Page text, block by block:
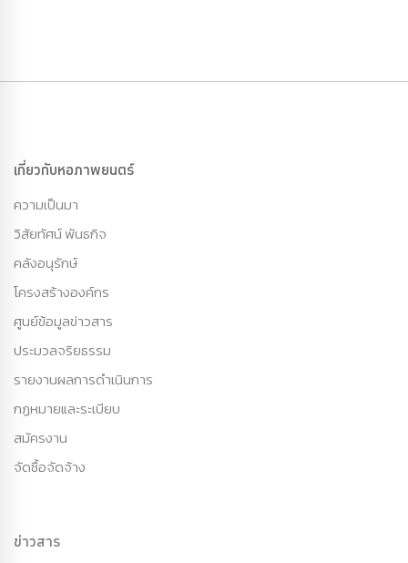
เกี่ยวกับหอภาพยนตร์
ความเป็นมา
วิสัยทัศน์ พันธกิจ
คลังอนุรักษ์
โครงสร้างองค์กร
ศูนย์ข้อมูลข่าวสาร
ประมวลจริยธรรม
รายงานผลการดำเนินการ
กฏหมายและระเบียบ
สมัครงาน
จัดซื้อจัดจ้าง
ข่าวสาร